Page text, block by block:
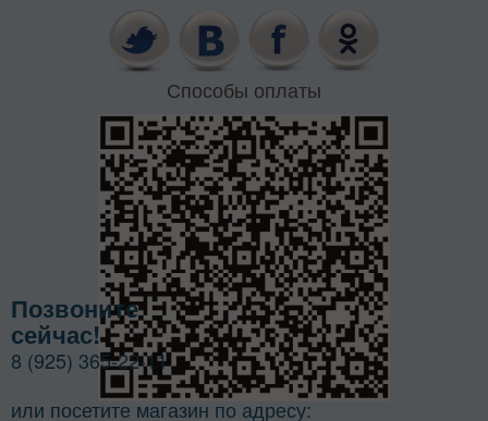
Способы оплаты
Позвоните
сейчас!
8 (925) 365-22-11
или посетите магазин по адресу: